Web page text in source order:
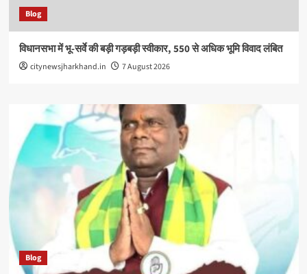
Blog
विधानसभा में भू-सर्वे की बड़ी गड़बड़ी स्वीकार, 550 से अधिक भूमि विवाद लंबित
citynewsjharkhand.in 7 August 2026
Blog